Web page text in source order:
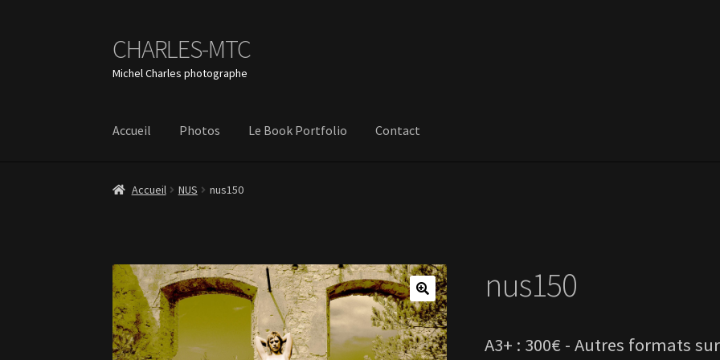
Aller
à
la
Aller
au
contenu
CHARLES-MTC
Michel Charles photographe
Accueil Photos Le Book Portfolio Contact
Accueil NUS nus150